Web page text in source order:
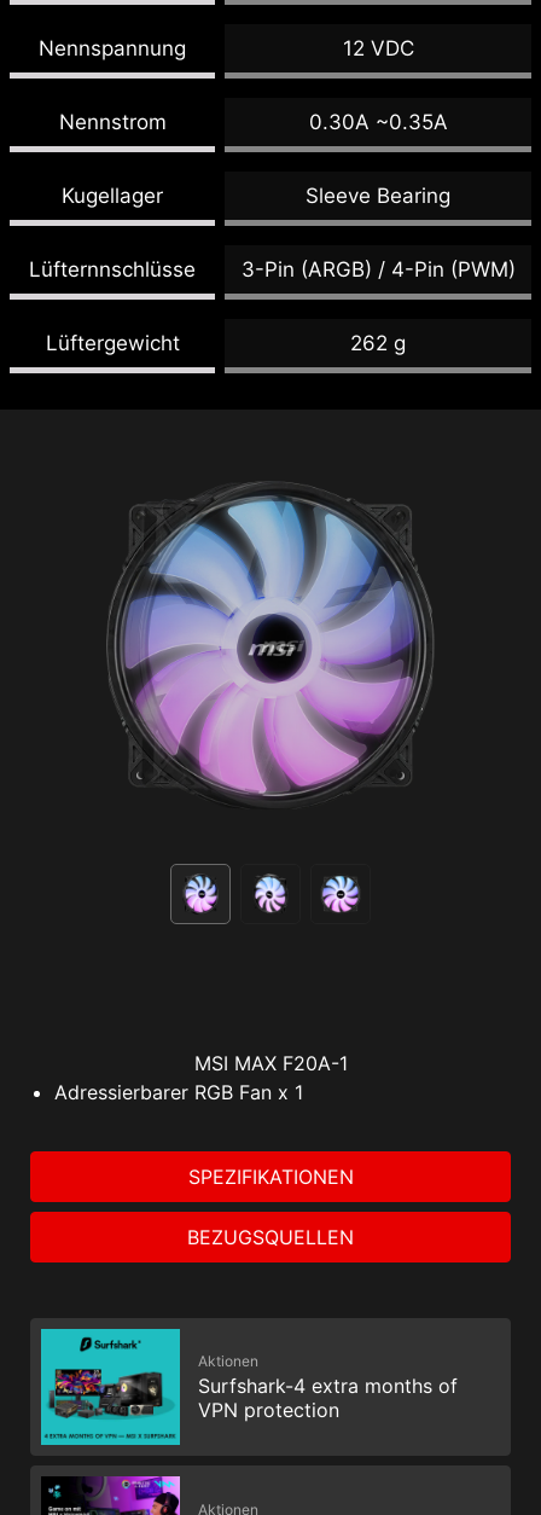
Nennspannung 12 VDC
Nennstrom 0.30A ~0.35A
Kugellager Sleeve Bearing
Lüfternnschlüsse 3-Pin (ARGB) / 4-Pin (PWM)
Lüftergewicht 262 g
MSI MAX F20A-1
Adressierbarer RGB Fan x 1
SPEZIFIKATIONEN
BEZUGSQUELLEN
Aktionen
Surfshark-4 extra months of
VPN protection
Aktionen